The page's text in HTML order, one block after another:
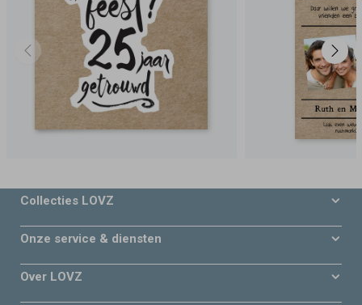
Collecties LOVZ
Onze service & diensten
Over LOVZ